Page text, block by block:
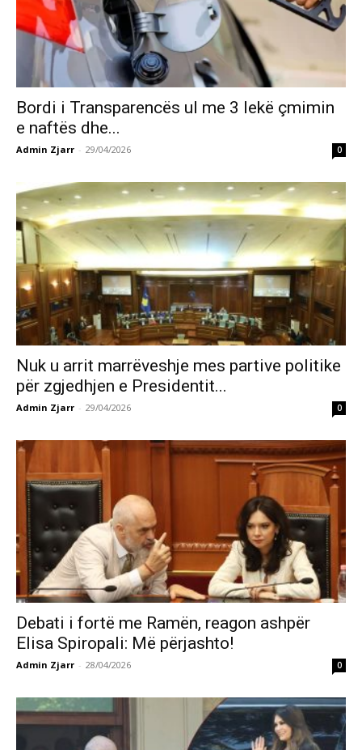
Bordi i Transparencës ul me 3 lekë çmimin
e naftës dhe...
Admin Zjarr - 29/04/2026 0
Nuk u arrit marrëveshje mes partive politike
për zgjedhjen e Presidentit...
Admin Zjarr - 29/04/2026 0
Debati i fortë me Ramën, reagon ashpër
Elisa Spiropali: Më përjashto!
Admin Zjarr - 28/04/2026 0